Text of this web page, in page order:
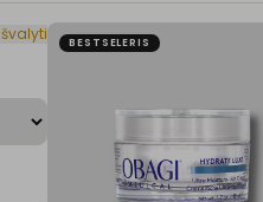
Išvalyti BESTSELERIS